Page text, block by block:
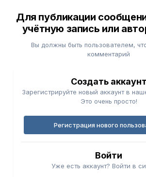
Для публикации
учётную запись или
Вы должны быть пользователем,
комментарий
Создать аккаунт
Зарегистрируйте новый аккаунт в
Это очень просто!
Регистрация нового
Войти
Уже есть аккаунт? Войти в